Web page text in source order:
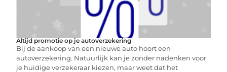
Altijd promotie op je autoverzekering
Bij de aankoop van een nieuwe auto hoort een
autoverzekering. Natuurlijk kan je zonder nadenken voor
je huidige verzekeraar kiezen, maar weet dat het